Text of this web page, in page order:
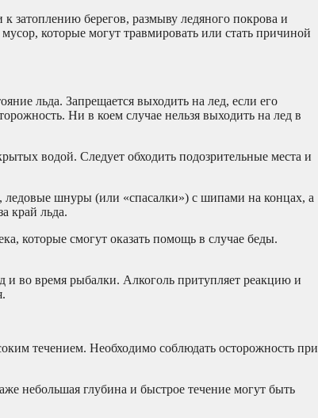
затоплению берегов, размыву ледяного покрова и
которые могут травмировать или стать причиной
льда. Запрещается выходить на лед, если его
Ни в коем случае нельзя выходить на лед в
водой. Следует обходить подозрительные места и
ледовые шнуры (или «спасалки») с шипами на концах, а
край льда.
которые смогут оказать помощь в случае беды.
и во время рыбалки. Алкоголь притупляет реакцию и
течением. Необходимо соблюдать осторожность при
небольшая глубина и быстрое течение могут быть